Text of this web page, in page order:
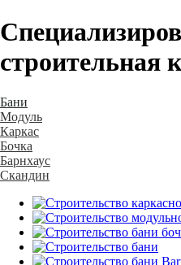
строительная
Бани
Модуль
Каркас
Бочка
Барнхаус
Скандин